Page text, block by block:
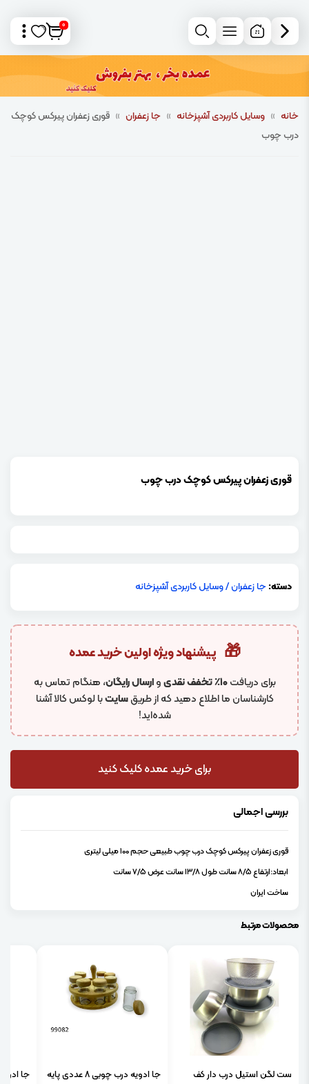
0
خانه » وسایل کاربردی آشپزخانه » جا زعفران » قوری زعفران پیرکس کوچک
درب چوب
قوری زعفران پیرکس کوچک درب چوب
دسته:جا زعفران/وسایل کاربردی آشپزخانه
🎁 پیشنهاد ویژه اولین خرید عمده
برای دریافت۱۰٪ تخفف نقدی وارسال رایگان، هنگام تماس به
کارشناسان ما اطلاع دهید که از طریقسایتبا لوکس کالا آشنا
شده‌اید!
برای خرید عمده کلیک کنید
بررسی اجمالی
قوری زعفران پیرکس کوچک درب چوب طبیعی حجم 100 میلی لیتری
ابعاد:ارتفاع 8/5 سانت طول 13/8 سانت عرض 7/5 سانت
ساخت ایران
محصولات مرتبط
ست لگن استیل درب دار کف
جا ادویه درب چوبی 8 عددی پایه
جا